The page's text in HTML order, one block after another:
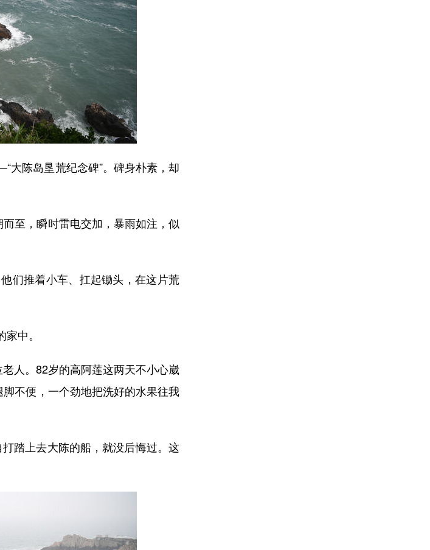
陈岛垦荒纪念碑”。碑身朴素，却
至，瞬时雷电交加，暴雨如注，似
们推着小车、扛起锄头，在这片荒
中。
人。82岁的高阿莲这两天不小心崴
不便，一个劲地把洗好的水果往我
踏上去大陈的船，就没后悔过。这